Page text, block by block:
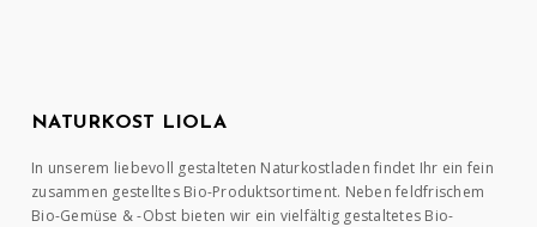
NATURKOST LIOLA
In unserem liebevoll gestalteten Naturkostladen findet Ihr ein fein
zusammen gestelltes Bio-Produktsortiment. Neben feldfrischem
Bio-Gemüse & -Obst bieten wir ein vielfältig gestaltetes Bio-